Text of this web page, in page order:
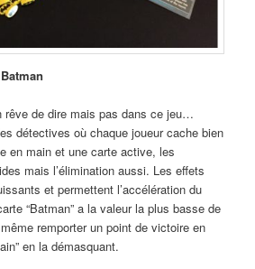
rêve de dire mais pas dans ce jeu…
détectives où chaque joueur cache bien
en main et une carte active, les
mais l’élimination aussi. Les effets
et permettent l’accélération du
“Batman” a la valeur la plus basse de
remporter un point de victoire en
en la démasquant.